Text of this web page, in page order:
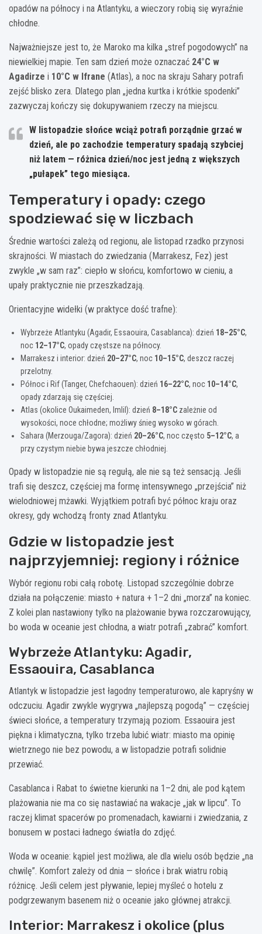
opadów na północy i na Atlantyku, a wieczory robią się wyraźnie
chłodne.
Najważniejsze jest to, że Maroko ma kilka „stref pogodowych” na
niewielkiej mapie. Ten sam dzień może oznaczać 24°C w
Agadirze i 10°C w Ifrane (Atlas), a noc na skraju Sahary potrafi
zejść blisko zera. Dlatego plan „jedna kurtka i krótkie spodenki”
zazwyczaj kończy się dokupywaniem rzeczy na miejscu.
W listopadzie słońce wciąż potrafi porządnie grzać w
dzień, ale po zachodzie temperatury spadają szybciej
niż latem — różnica dzień/noc jest jedną z większych
„pułapek” tego miesiąca.
Temperatury i opady: czego
spodziewać się w liczbach
Średnie wartości zależą od regionu, ale listopad rzadko przynosi
skrajności. W miastach do zwiedzania (Marrakesz, Fez) jest
zwykle „w sam raz”: ciepło w słońcu, komfortowo w cieniu, a
upały praktycznie nie przeszkadzają.
Orientacyjne widełki (w praktyce dość trafne):
Wybrzeże Atlantyku (Agadir, Essaouira, Casablanca): dzień 18–25°C,
noc 12–17°C, opady częstsze na północy.
Marrakesz i interior: dzień 20–27°C, noc 10–15°C, deszcz raczej
przelotny.
Północ i Rif (Tanger, Chefchaouen): dzień 16–22°C, noc 10–14°C,
opady zdarzają się częściej.
Atlas (okolice Oukaimeden, Imlil): dzień 8–18°C zależnie od
wysokości, noce chłodne; możliwy śnieg wysoko w górach.
Sahara (Merzouga/Zagora): dzień 20–26°C, noc często 5–12°C, a
przy czystym niebie bywa jeszcze chłodniej.
Opady w listopadzie nie są regułą, ale nie są też sensacją. Jeśli
trafi się deszcz, częściej ma formę intensywnego „przejścia” niż
wielodniowej mżawki. Wyjątkiem potrafi być północ kraju oraz
okresy, gdy wchodzą fronty znad Atlantyku.
Gdzie w listopadzie jest
najprzyjemniej: regiony i różnice
Wybór regionu robi całą robotę. Listopad szczególnie dobrze
działa na połączenie: miasto + natura + 1–2 dni „morza” na koniec.
Z kolei plan nastawiony tylko na plażowanie bywa rozczarowujący,
bo woda w oceanie jest chłodna, a wiatr potrafi „zabrać” komfort.
Wybrzeże Atlantyku: Agadir,
Essaouira, Casablanca
Atlantyk w listopadzie jest łagodny temperaturowo, ale kapryśny w
odczuciu. Agadir zwykle wygrywa „najlepszą pogodą” — częściej
świeci słońce, a temperatury trzymają poziom. Essaouira jest
piękna i klimatyczna, tylko trzeba lubić wiatr: miasto ma opinię
wietrznego nie bez powodu, a w listopadzie potrafi solidnie
przewiać.
Casablanca i Rabat to świetne kierunki na 1–2 dni, ale pod kątem
plażowania nie ma co się nastawiać na wakacje „jak w lipcu”. To
raczej klimat spacerów po promenadach, kawiarni i zwiedzania, z
bonusem w postaci ładnego światła do zdjęć.
Woda w oceanie: kąpiel jest możliwa, ale dla wielu osób będzie „na
chwilę”. Komfort zależy od dnia — słońce i brak wiatru robią
różnicę. Jeśli celem jest pływanie, lepiej myśleć o hotelu z
podgrzewanym basenem niż o oceanie jako głównej atrakcji.
Interior: Marrakesz i okolice (plus